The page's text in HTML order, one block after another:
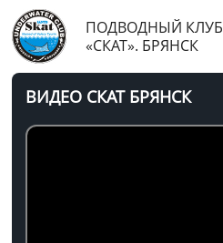
ПОДВОДНЫЙ КЛУБ
«СКАТ». БРЯНСК
ВИДЕО СКАТ БРЯНСК